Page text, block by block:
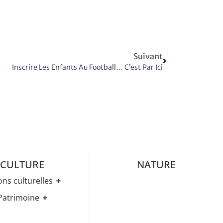
Suivant
Inscrire Les Enfants Au Football… C’est Par Ici
CULTURE
culturelles
Médiathèque
NATURE